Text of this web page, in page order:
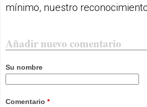
mínimo, nuestro
Añadir nuevo comentario
Su nombre
Comentario *